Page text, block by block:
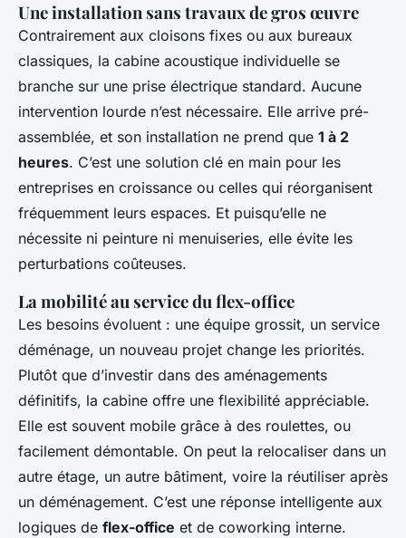
Une installation sans travaux de gros œuvre
Contrairement aux cloisons fixes ou aux bureaux
classiques, la cabine acoustique individuelle se
branche sur une prise électrique standard. Aucune
intervention lourde n’est nécessaire. Elle arrive pré-
assemblée, et son installation ne prend que 1 à 2
heures. C’est une solution clé en main pour les
entreprises en croissance ou celles qui réorganisent
fréquemment leurs espaces. Et puisqu’elle ne
nécessite ni peinture ni menuiseries, elle évite les
perturbations coûteuses.
La mobilité au service du flex-office
Les besoins évoluent : une équipe grossit, un service
déménage, un nouveau projet change les priorités.
Plutôt que d’investir dans des aménagements
définitifs, la cabine offre une flexibilité appréciable.
Elle est souvent mobile grâce à des roulettes, ou
facilement démontable. On peut la relocaliser dans un
autre étage, un autre bâtiment, voire la réutiliser après
un déménagement. C’est une réponse intelligente aux
logiques de flex-office et de coworking interne.